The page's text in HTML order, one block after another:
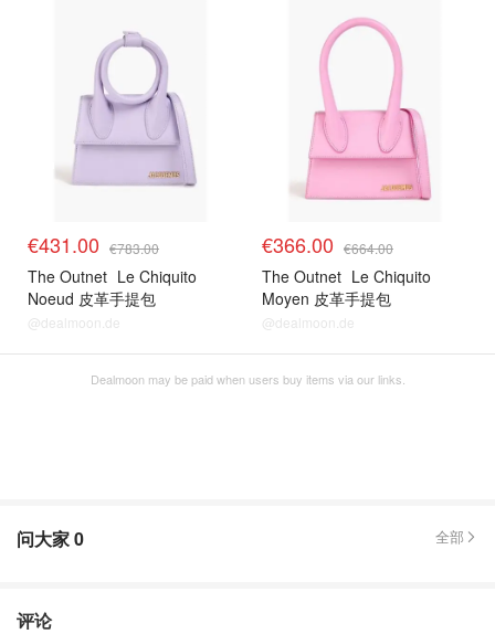
€431.00 €783.00
The Outnet Le Chiquito
Noeud 皮革手提包
@dealmoon.de
€366.00 €664.00
The Outnet Le Chiquito
Moyen 皮革手提包
@dealmoon.de
Dealmoon may be paid when users buy items via our links.
问大家0 全部
评论